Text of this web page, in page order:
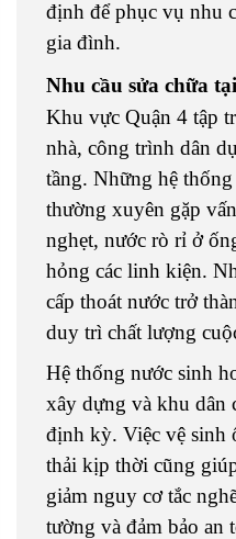
định để phục vụ nhu
gia đình.
Nhu cầu sửa chữa
Khu vực Quận 4 tập
nhà, công trình dân
tầng. Những hệ
thường xuyên gặp
nghẹt, nước rò rỉ ở
hỏng các linh kiện.
cấp thoát nước trở
duy trì chất lượng
Hệ thống nước sinh
xây dựng và khu dân
định kỳ. Việc vệ sinh
thải kịp thời cũng
giảm nguy cơ tắc
tường và đảm bảo an